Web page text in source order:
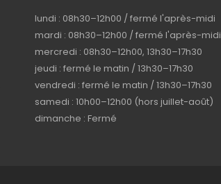
lundi : 08h30–12h00 / fermé l'après-midi
mardi : 08h30–12h00 / fermé l'après-midi
mercredi : 08h30–12h00, 13h30–17h30
jeudi : fermé le matin / 13h30–17h30
vendredi : fermé le matin / 13h30–17h30
samedi : 10h00–12h00 (hors juillet-août)
dimanche : Fermé